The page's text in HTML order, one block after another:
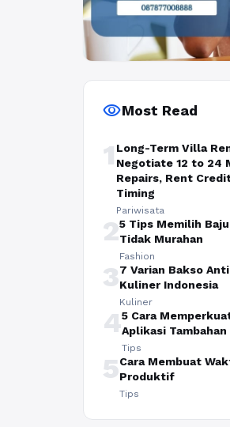
visibilityMost Read
1 Long-Term Villa
Negotiate 12 to 24
Repairs, Rent
Timing
Pariwisata
25 Tips Memilih
Tidak Murahan
Fashion
37 Varian Bakso
Kuliner Indonesia
Kuliner
45 Cara
Aplikasi Tambahan
Tips
5Cara Membuat
Produktif
Tips